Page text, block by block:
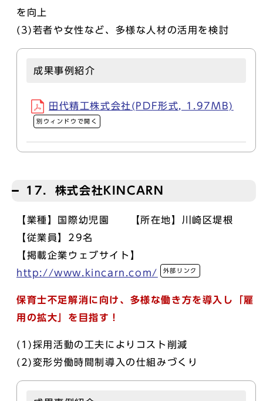
を向上
(3)若者や女性など、多様な人材の活用を検討
成果事例紹介
田代精工株式会社(PDF形式, 1.97MB)
別ウィンドウで開く
17．株式会社KINCARN
【業種】国際幼児園 【所在地】川崎区堤根
【従業員】29名
【掲載企業ウェブサイト】
http://www.kincarn.com/
外部リンク
保育士不足解消に向け、多様な働き方を導入し「雇
用の拡大」を目指す！
(1)採用活動の工夫によりコスト削減
(2)変形労働時間制導入の仕組みづくり